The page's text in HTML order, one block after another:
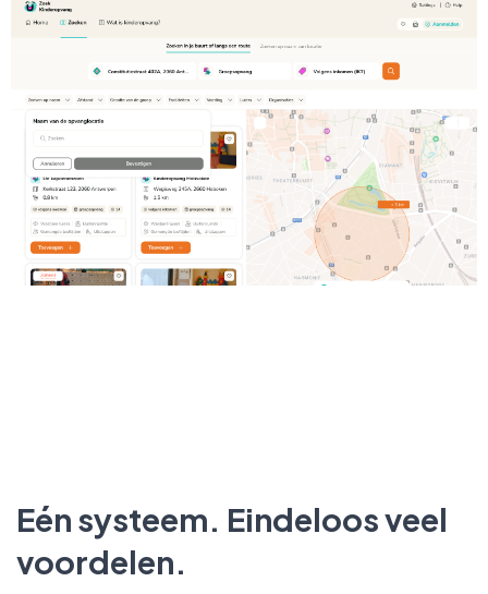
Eén systeem. Eindeloos veel
voordelen.